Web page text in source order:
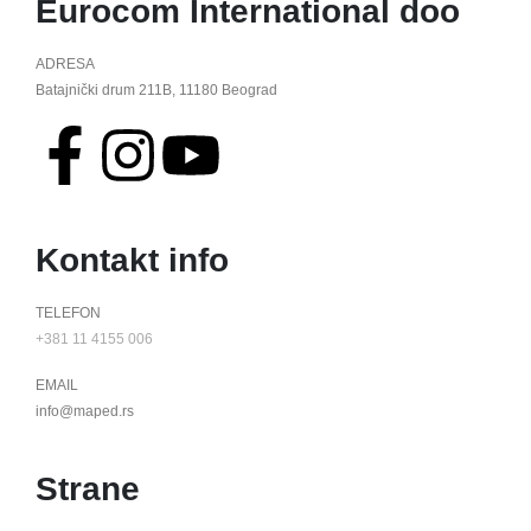
Eurocom International doo
ADRESA
Batajnički drum 211B, 11180 Beograd
Kontakt info
TELEFON
+381 11 4155 006
EMAIL
info@maped.rs
Strane